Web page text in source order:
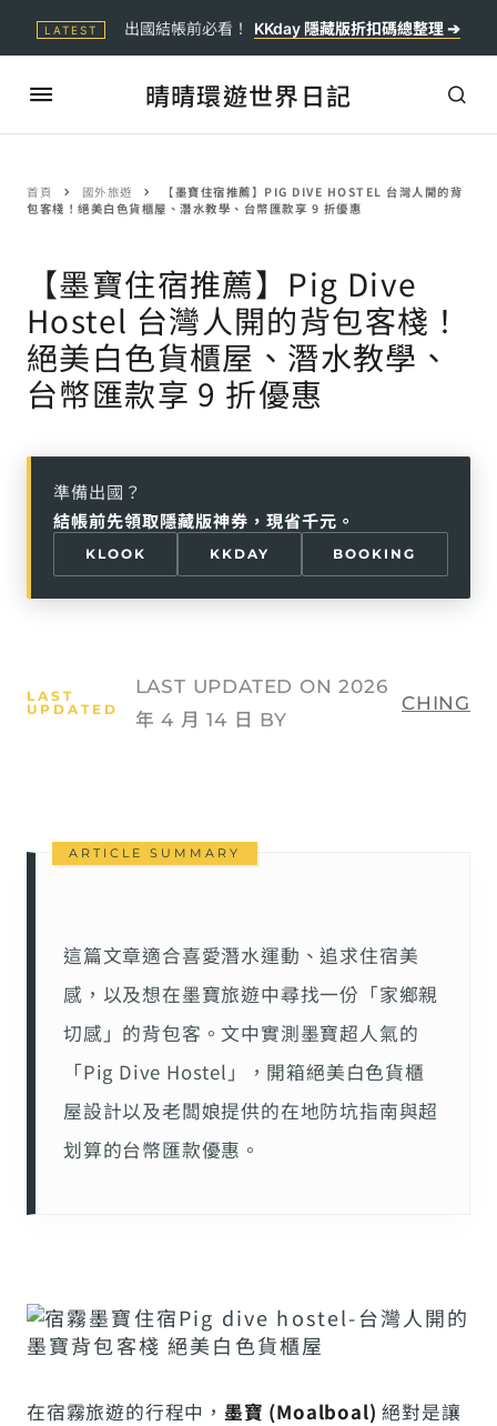
LATEST 出國結帳前必看！ KKday 隱藏版折扣碼總整理 ➔
晴晴環遊世界日記
首頁 國外旅遊
【墨寶住宿推薦】PIG DIVE HOSTEL 台灣人開的背
包客棧！絕美白色貨櫃屋、潛水教學、台幣匯款享 9 折優惠
【墨寶住宿推薦】Pig Dive
Hostel 台灣人開的背包客棧！
絕美白色貨櫃屋、潛水教學、
台幣匯款享 9 折優惠
準備出國？
結帳前先領取隱藏版神券，現省千元。
KLOOK KKDAY BOOKING
LAST UPDATED ON 2026
年 4 月 14 日 BY
CHING
這篇文章適合喜愛潛水運動、追求住宿美
感，以及想在墨寶旅遊中尋找一份「家鄉親
切感」的背包客。文中實測墨寶超人氣的
「Pig Dive Hostel」，開箱絕美白色貨櫃
屋設計以及老闆娘提供的在地防坑指南與超
划算的台幣匯款優惠。
在宿霧旅遊的行程中， 墨寶 (Moalboal) 絕對是讓